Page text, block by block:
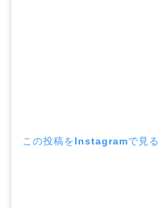
この投稿をInstagramで見る